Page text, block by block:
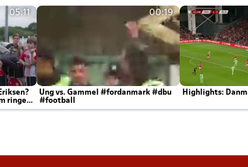
05:11
ringer
00:19
Ung vs. Gammel #fordanmark #dbu
#football
Highlights: